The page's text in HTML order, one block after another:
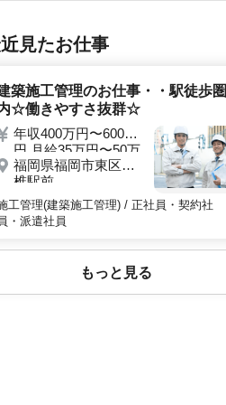
見たお仕事
築施工管理のお仕事・・駅徒歩圏
☆働きやすさ抜群☆
年収400万円〜600万
円 月給35万円〜50万
円
福岡県福岡市東区香
椎駅前
工管理(建築施工管理) / 正社員・契約社
・派遣社員
もっと見る